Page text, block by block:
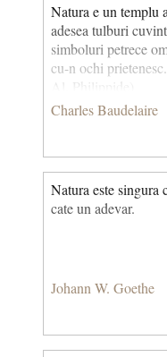
Natura e un templu
adesea tulburi
simboluri petrece
cu-n ochi
Al. Philippide)
Charles Baudelaire
Natura este singura
cate un adevar.
Johann W. Goethe